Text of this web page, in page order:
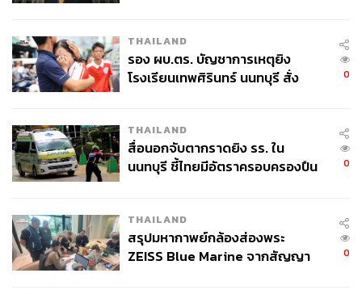
THAILAND
รอง ผบ.ตร. บัญชาการเหตุยิง
โรงเรียนเทพศิรินทร์ นนทบุรี สั่ง
0
THAILAND
สื่อนอกจับตากราดยิง รร. ใน
นนทบุรี ชี้ไทยมีอัตราครอบครองปืน
0
THAILAND
สรุปมหากาพย์กล้องส่องพระ
ZEISS Blue Marine จากสัญญา
0